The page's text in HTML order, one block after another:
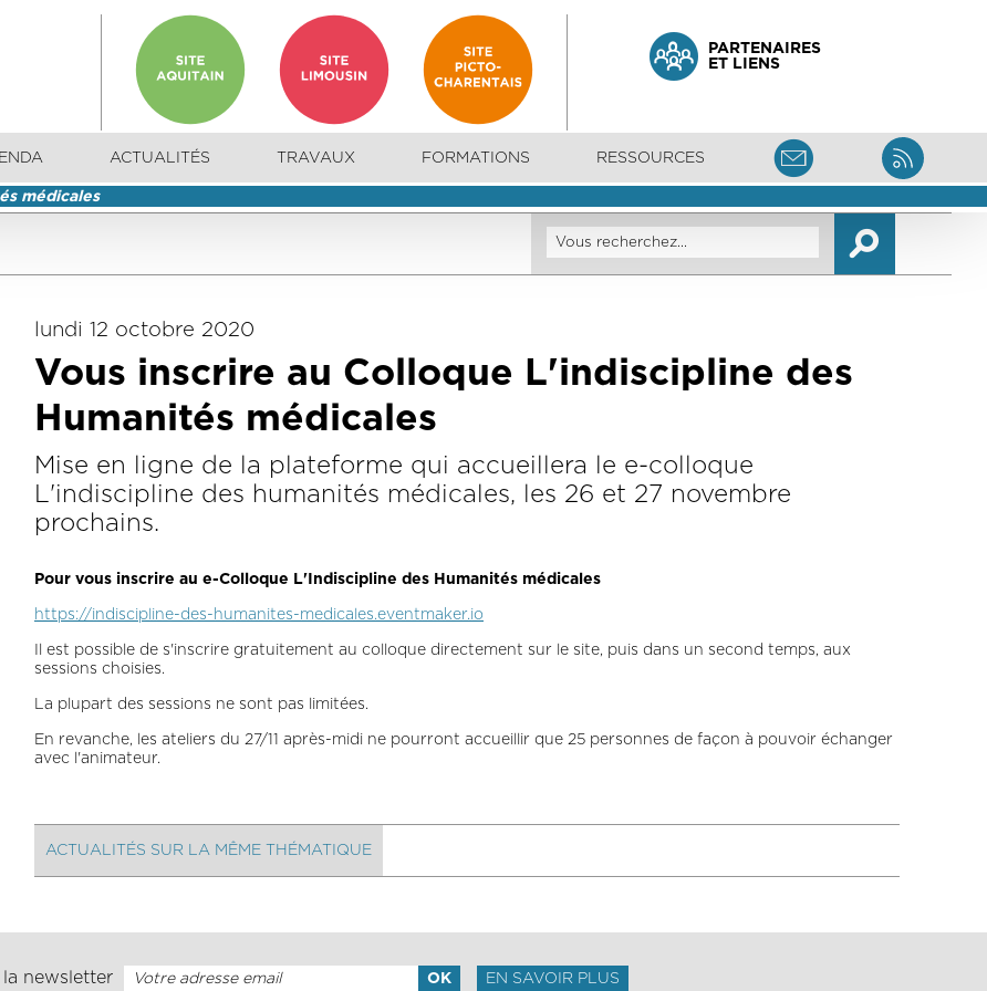
PARTENAIRES
ET LIENS
ACTUALITÉS TRAVAUX FORMATIONS RESSOURCES
médicales
lundi 12 octobre 2020
Vous inscrire au Colloque L'indiscipline des
Humanités médicales
Mise en ligne de la plateforme qui accueillera le e-colloque
L'indiscipline des humanités médicales, les 26 et 27 novembre
prochains.
Pour vous inscrire au e-Colloque L'Indiscipline des Humanités médicales
https://indiscipline-des-humanites-medicales.eventmaker.io
Il est possible de s'inscrire gratuitement au colloque directement sur le site, puis dans un second temps, aux
sessions choisies.
La plupart des sessions ne sont pas limitées.
En revanche, les ateliers du 27/11 après-midi ne pourront accueillir que 25 personnes de façon à pouvoir échanger
avec l'animateur.
ACTUALITÉS SUR LA MÊME THÉMATIQUE
la newsletter EN SAVOIR PLUS